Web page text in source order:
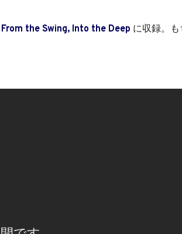
From the Swing, Into the Deep に収録。も